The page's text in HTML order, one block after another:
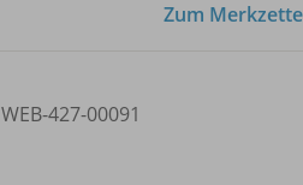
Zum
WEB-427-00091